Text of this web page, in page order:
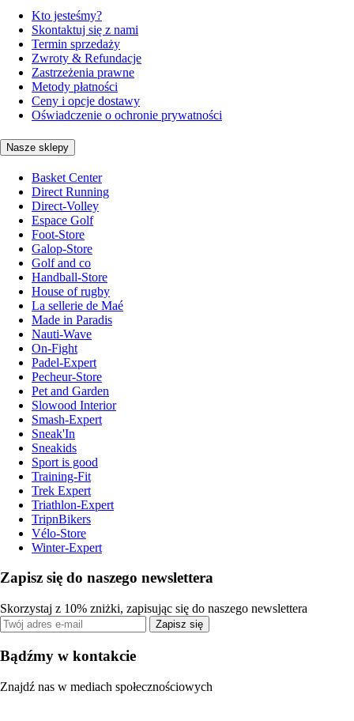
Kto jesteśmy?
Skontaktuj się z nami
Termin sprzedaży
Zwroty & Refundacje
Zastrzeżenia prawne
Metody płatności
Ceny i opcje dostawy
Oświadczenie o ochronie prywatności
Nasze sklepy
Basket Center
Direct Running
Direct-Volley
Espace Golf
Foot-Store
Galop-Store
Golf and co
Handball-Store
House of rugby
La sellerie de Maé
Made in Paradis
Nauti-Wave
On-Fight
Padel-Expert
Pecheur-Store
Pet and Garden
Slowood Interior
Smash-Expert
Sneak'In
Sneakids
Sport is good
Training-Fit
Trek Expert
Triathlon-Expert
TripnBikers
Vélo-Store
Winter-Expert
Zapisz się do naszego newslettera
Skorzystaj z 10% zniżki, zapisując się do naszego newslettera
Zapisz się
Bądźmy w kontakcie
Znajdź nas w mediach społecznościowych